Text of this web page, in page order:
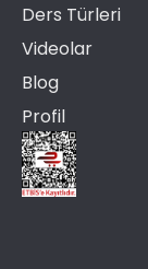
Ders Türleri
Videolar
Blog
Profil